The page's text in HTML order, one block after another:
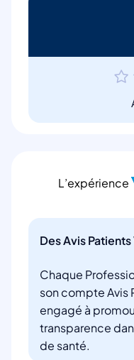
L’expérience
Des Avis
Chaque
son compte Avis
engagé à
transparence
de santé.